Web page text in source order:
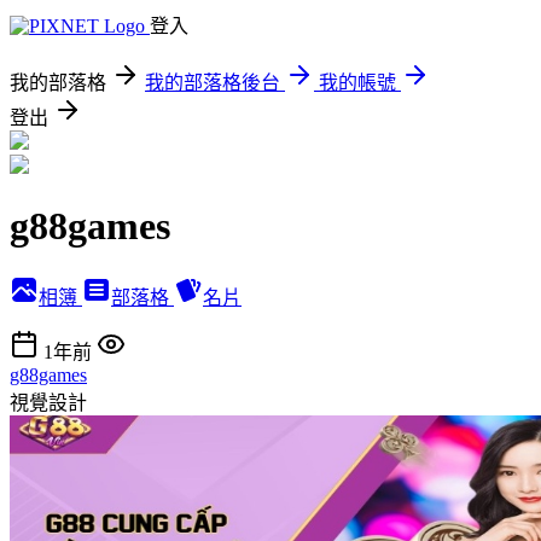
登入
我的部落格 我的部落格後台
我的帳號
登出
g88games
相簿 部落格 名片
1年前
g88games
視覺設計